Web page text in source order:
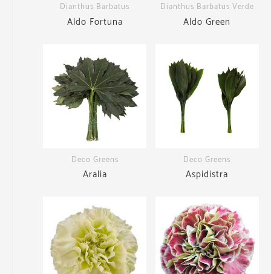
Dianthus Barbatus
Aldo Fortuna
Dianthus Barbatus Verde
Aldo Green
Deco Greens
Aralia
Deco Greens
Aspidistra